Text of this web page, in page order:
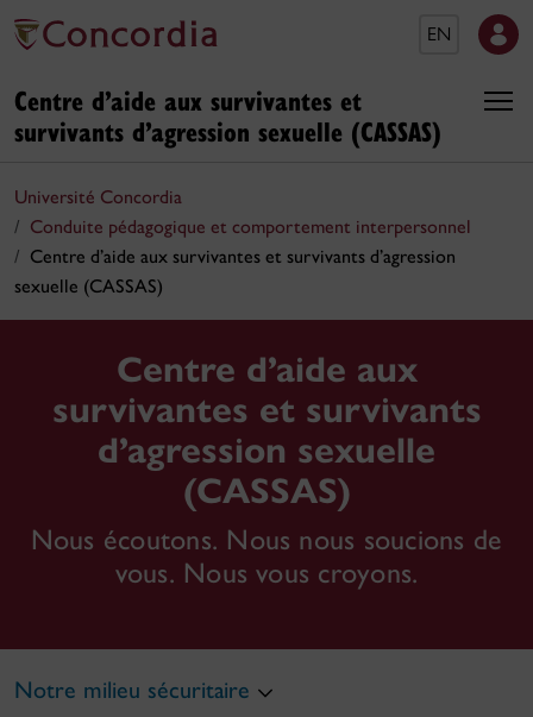
EN
Centre d’aide aux survivantes et
survivants d’agression sexuelle (CASSAS)
Université Concordia
Conduite pédagogique et comportement interpersonnel
Centre d’aide aux survivantes et survivants d’agression
sexuelle (CASSAS)
Centre d’aide aux
survivantes et survivants
d’agression sexuelle
(CASSAS)
Nous écoutons. Nous nous soucions de
vous. Nous vous croyons.
Notre milieu sécuritaire